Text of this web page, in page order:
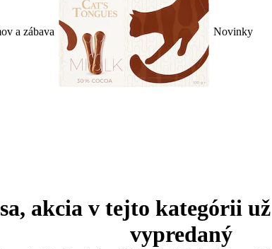
a zábava Novinky
akcia v tejto kategórii
vypredaný